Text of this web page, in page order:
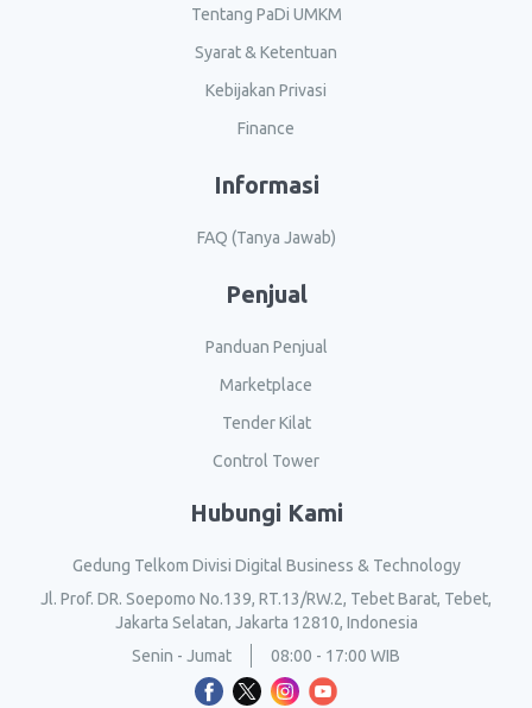
Tentang PaDi UMKM
Syarat & Ketentuan
Kebijakan Privasi
Finance
Informasi
FAQ (Tanya Jawab)
Penjual
Panduan Penjual
Marketplace
Tender Kilat
Control Tower
Hubungi Kami
Gedung Telkom Divisi Digital Business & Technology
Jl. Prof. DR. Soepomo No.139, RT.13/RW.2, Tebet Barat, Tebet,
Jakarta Selatan, Jakarta 12810, Indonesia
Senin - Jumat
08:00 - 17:00 WIB